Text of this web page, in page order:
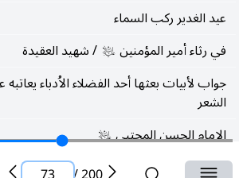
عيد الغدير ركب السماء
في رثاء أمير المؤمنين عليه‌السلام / شهيد العقيدة
جواب لأبيات بعثها أحد الفضلاء الاُدباء
الشعر
الإمام الحسن المجتبىعليه‌السلام
في مولد الإمام الحسنعليه‌السلام/ ذكريات الإسلام